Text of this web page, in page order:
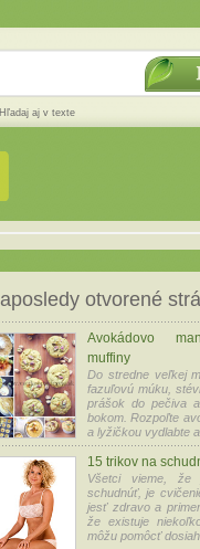
Hľadaj aj v texte
otvorené
Avokádovo
muffiny
Do stredne veľkej
fazuľovú múku,
prášok do pečiva
bokom. Rozpoľte
a lyžičkou vydlabte
15 trikov na
Všetci vieme, že
schudnúť, je
jesť zdravo a
že existuje
môžu pomôcť